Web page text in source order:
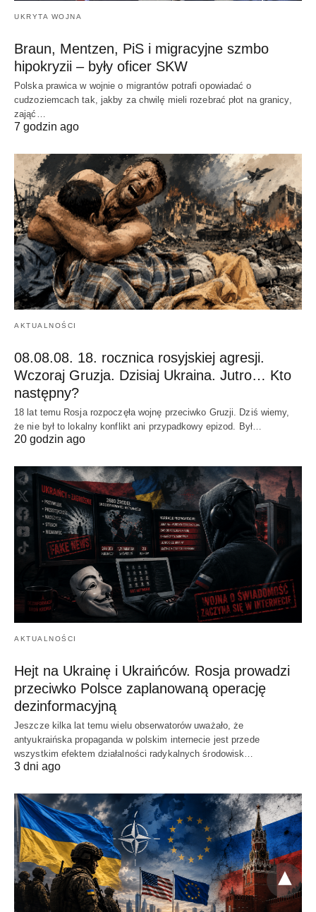
UKRYTA WOJNA
Braun, Mentzen, PiS i migracyjne szmbo
hipokryzii – były oficer SKW
Polska prawica w wojnie o migrantów potrafi opowiadać o
cudzoziemcach tak, jakby za chwilę mieli rozebrać płot na granicy,
zająć…
7 godzin ago
AKTUALNOŚCI
08.08.08. 18. rocznica rosyjskiej agresji.
Wczoraj Gruzja. Dzisiaj Ukraina. Jutro… Kto
następny?
18 lat temu Rosja rozpoczęła wojnę przeciwko Gruzji. Dziś wiemy,
że nie był to lokalny konflikt ani przypadkowy epizod. Był…
20 godzin ago
AKTUALNOŚCI
Hejt na Ukrainę i Ukraińców. Rosja prowadzi
przeciwko Polsce zaplanowaną operację
dezinformacyjną
Jeszcze kilka lat temu wielu obserwatorów uważało, że
antyukraińska propaganda w polskim internecie jest przede
wszystkim efektem działalności radykalnych środowisk…
3 dni ago